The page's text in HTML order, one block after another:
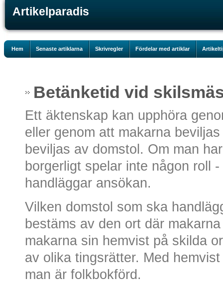
Artikelparadis
Hem Senaste artiklarna Skrivregler Fördelar med artiklar
Betänketid vid
Ett äktenskap kan upphöra
eller genom att makarna
beviljas av domstol. Om man
borgerligt spelar inte någon roll
handläggar ansökan.
Vilken domstol som ska
bestäms av den ort där
makarna sin hemvist på skilda
av olika tingsrätter. Med
man är folkbokförd.